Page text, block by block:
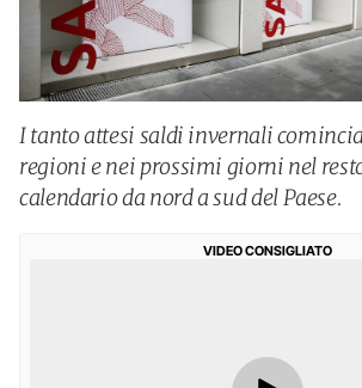
I tanto attesi saldi invernali
regioni e nei prossimi giorni nel
calendario da nord a sud del Paese.
VIDEO CONSIGLIATO